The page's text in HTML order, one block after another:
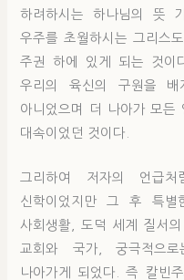
하려하시는 하나님의 뜻
우주를 초월하시는 그리스
주권 하에 있게 되는 것이
우리의 육신의 구원을 배
아니었으며 더 나아가 모든
대속이었던 것이다.
그리하여 저자의 언급
신학이었지만 그 후 특별
사회생활, 도덕 세계 질서
교회와 국가, 궁극적으
나아가게 되었다. 즉 칼빈